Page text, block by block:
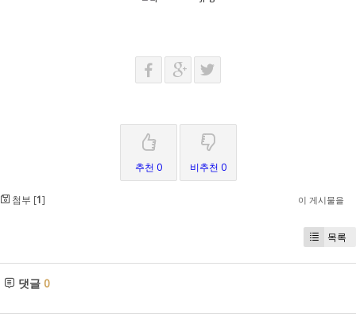
추천 0 비추천 0
첨부 [1] 이 게시물을
목록
댓글 0